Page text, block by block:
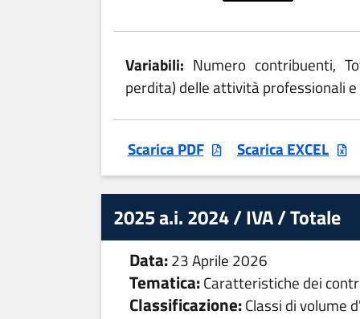
Variabili: Numero contribuenti,
perdita) delle attività professionali
Scarica PDF Scarica EXCEL
2025 a.i. 2024 / IVA / Totale
Data:23 Aprile 2026
Tematica:Caratteristiche dei
Classificazione:Classi di volume